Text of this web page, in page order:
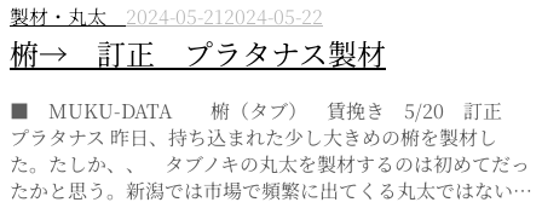
製材・丸太 2024-05-212024-05-22
椨→ 訂正 プラタナス製材
■ MUKU-DATA 椨（タブ） 賃挽き 5/20 訂正
プラタナス 昨日、持ち込まれた少し大きめの椨を製材し
た。たしか、、 タブノキの丸太を製材するのは初めてだっ
たかと思う。新潟では市場で頻繁に出てくる丸太ではない…